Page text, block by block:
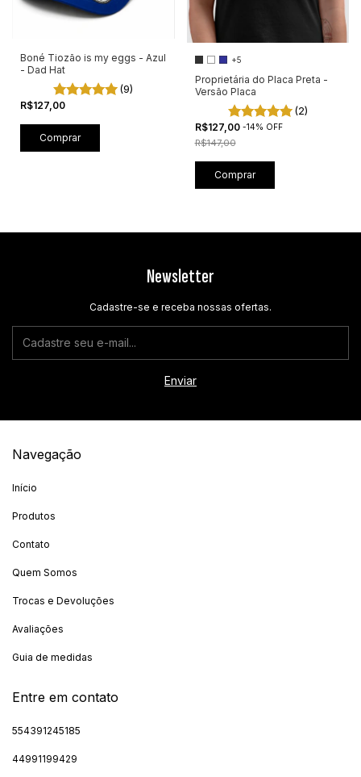
Boné Tiozão is my eggs - Azul
- Dad Hat
(9)
R$127,00
+5
Proprietária do Placa Preta -
Versão Placa
(2)
R$127,00 -14% OFF
R$147,00
Comprar
Newsletter
Cadastre-se e receba nossas ofertas.
Navegação
Início
Produtos
Contato
Quem Somos
Trocas e Devoluções
Avaliações
Guia de medidas
Entre em contato
554391245185
44991199429